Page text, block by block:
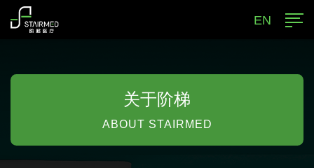
EN
关于阶梯
ABOUT STAIRMED